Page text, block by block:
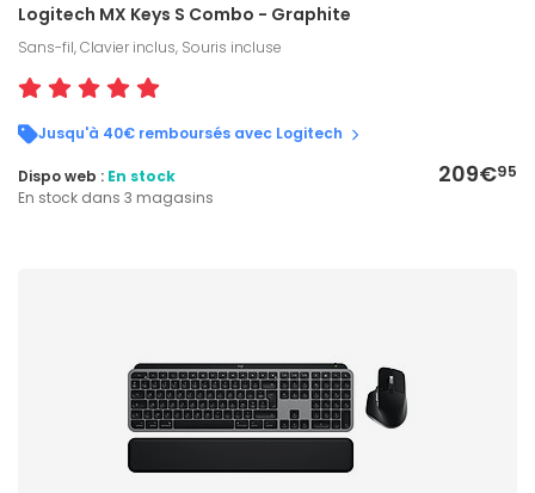
Logitech MX Keys S Combo - Graphite
Sans-fil, Clavier inclus, Souris incluse
Jusqu'à 40€ remboursés avec Logitech
209€95
Dispo web : En stock
En stock dans 3 magasins